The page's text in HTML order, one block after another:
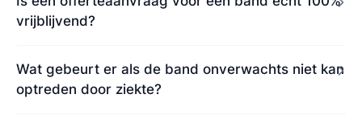
vrijblijvend?
Wat gebeurt er als de band onverwachts niet kan
optreden door ziekte?